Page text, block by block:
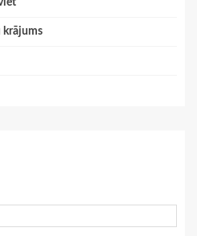
krājums